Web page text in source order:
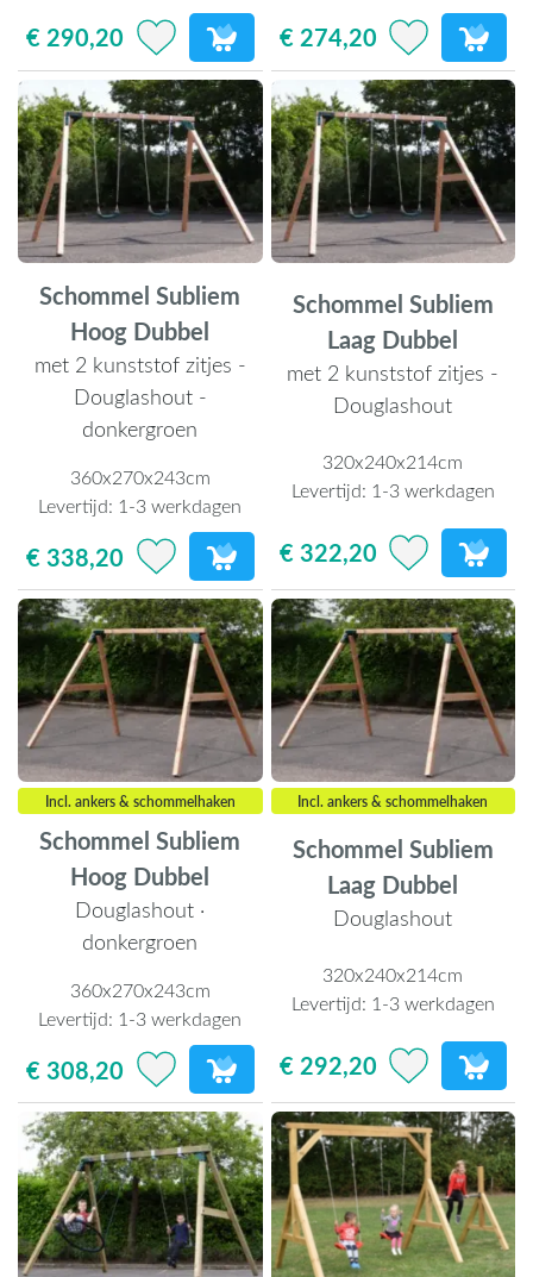
€ 290,20 € 274,20
Schommel Subliem
Hoog Dubbel
met 2 kunststof zitjes -
Douglashout -
donkergroen
360x270x243cm
Levertijd: 1-3 werkdagen
€ 338,20
Schommel Subliem
Laag Dubbel
met 2 kunststof zitjes -
Douglashout
320x240x214cm
Levertijd: 1-3 werkdagen
€ 322,20
Incl. ankers & schommelhaken
Schommel Subliem
Hoog Dubbel
Douglashout ·
donkergroen
360x270x243cm
Levertijd: 1-3 werkdagen
€ 308,20
Incl. ankers & schommelhaken
Schommel Subliem
Laag Dubbel
Douglashout
320x240x214cm
Levertijd: 1-3 werkdagen
€ 292,20